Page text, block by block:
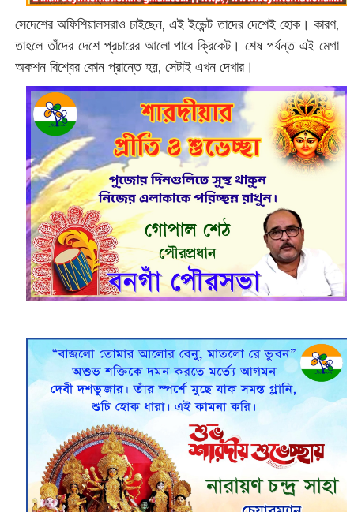
সেদেশের অফিশিয়ালসরাও চাইছেন, এই ইভেন্ট তাদের দেশেই হোক। কারণ,
তাহলে তাঁদের দেশে প্রচারের আলো পাবে ক্রিকেট। শেষ পর্যন্ত এই মেগা
অকশন বিশ্বের কোন প্রান্তে হয়, সেটাই এখন দেখার।